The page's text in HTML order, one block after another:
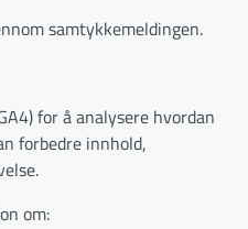
samtykkemeldingen.
for å analysere hvordan
forbedre innhold,
om: